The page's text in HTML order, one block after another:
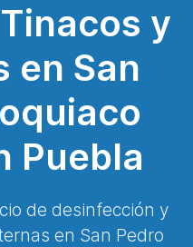
y
en San
Puebla
de desinfección y
en San Pedro